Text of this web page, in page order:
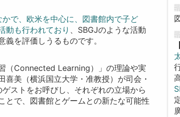
で、欧米を中心に、図書館内で子ど
動も行われており
、SBGJのような活動
を評価しうるものです。
（Connected Learning）」の理論や実
美（横浜国立大学・准教授）が司会・
ストをお呼びし、それぞれの立場から
とで、図書館とゲームとの新たな可能性